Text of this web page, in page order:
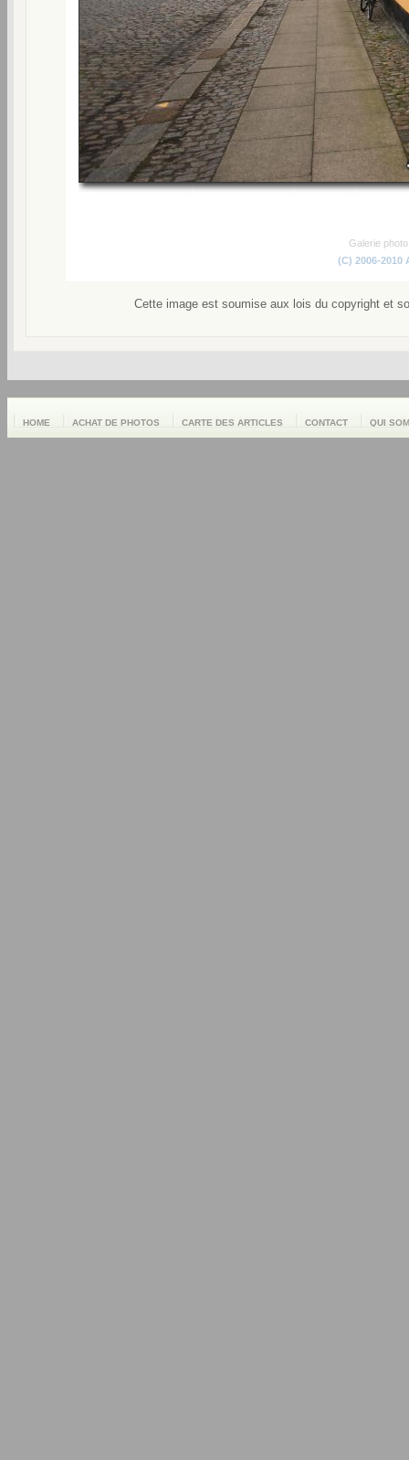
Galerie
(C) 2006-2010
Cette image est soumise aux lois du copyright et
HOME ACHAT DE PHOTOS CARTE DES ARTICLES CONTACT QUI